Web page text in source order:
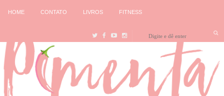
HOME CONTATO LIVROS FITNESS